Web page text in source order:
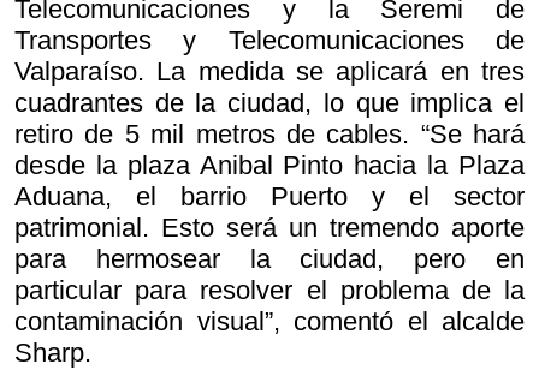
Telecomunicaciones y la Seremi de
Transportes y Telecomunicaciones de
Valparaíso. La medida se aplicará en tres
cuadrantes de la ciudad, lo que implica el
retiro de 5 mil metros de cables. “Se hará
desde la plaza Anibal Pinto hacia la Plaza
Aduana, el barrio Puerto y el sector
patrimonial. Esto será un tremendo aporte
para hermosear la ciudad, pero en
particular para resolver el problema de la
contaminación visual”, comentó el alcalde
Sharp.